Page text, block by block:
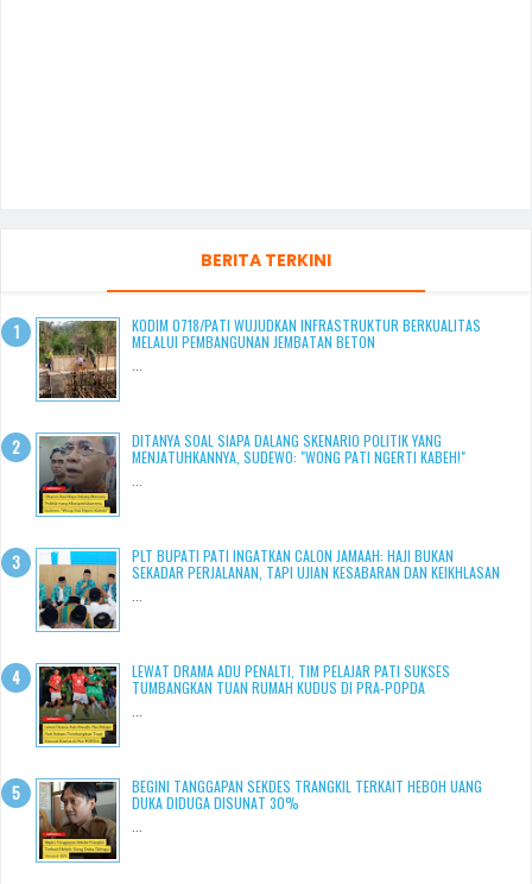
BERITA TERKINI
KODIM 0718/PATI WUJUDKAN INFRASTRUKTUR BERKUALITAS
MELALUI PEMBANGUNAN JEMBATAN BETON
DITANYA SOAL SIAPA DALANG SKENARIO POLITIK YANG
MENJATUHKANNYA, SUDEWO: "WONG PATI NGERTI KABEH!"
PLT BUPATI PATI INGATKAN CALON JAMAAH: HAJI BUKAN
SEKADAR PERJALANAN, TAPI UJIAN KESABARAN DAN KEIKHLASAN
LEWAT DRAMA ADU PENALTI, TIM PELAJAR PATI SUKSES
TUMBANGKAN TUAN RUMAH KUDUS DI PRA-POPDA
BEGINI TANGGAPAN SEKDES TRANGKIL TERKAIT HEBOH UANG
DUKA DIDUGA DISUNAT 30%